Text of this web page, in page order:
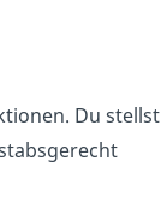
Du stellst